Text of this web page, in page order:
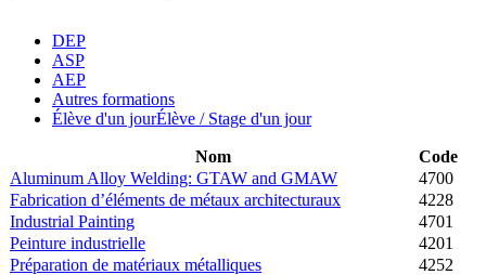
DEP
ASP
AEP
Autres formations
Élève d'un jourÉlève / Stage d'un jour
Nom
Code
Aluminum Alloy Welding: GTAW and GMAW
4700
Fabrication d’éléments de métaux architecturaux
4228
Industrial Painting
4701
Peinture industrielle
4201
Préparation de matériaux métalliques
4252